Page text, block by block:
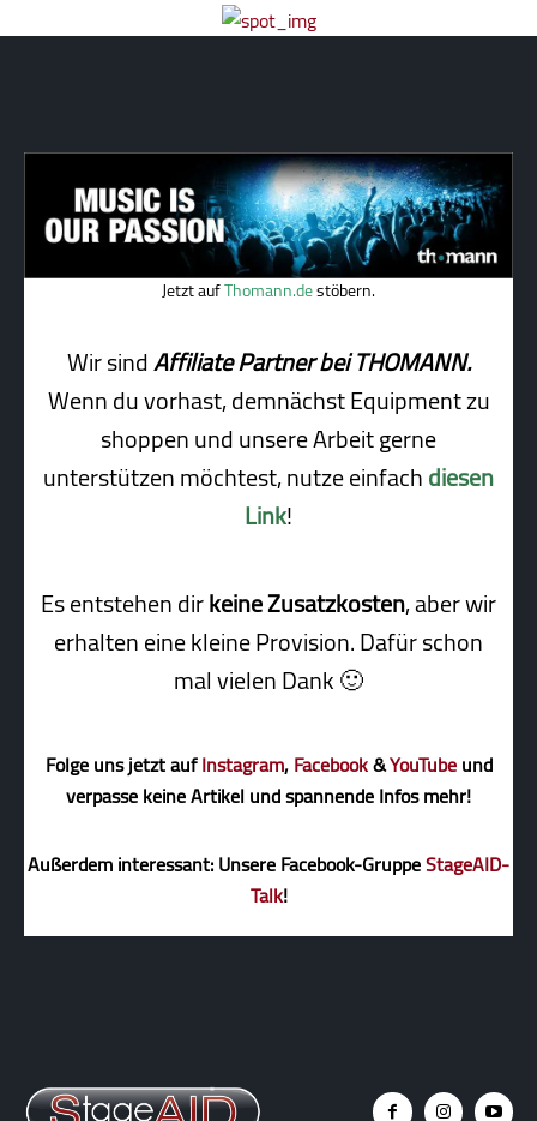
Jetzt aufThomann.destöbern.
Wir sindAffiliate Partner bei THOMANN.
Wenn du vorhast, demnächst Equipment zu
shoppen und unsere Arbeit gerne
unterstützen möchtest, nutze einfachdiesen
Link!
Es entstehen dirkeine Zusatzkosten, aber wir
erhalten eine kleine Pro­vi­sion. Dafür schon
mal vielen Dank 🙂
Folge uns jetzt aufInstagram,Facebook&YouTubeund
verpasse keine Artikel und spannende Infos mehr!
Außerdem interessant: Unsere Facebook-GruppeStageAID-
Talk!